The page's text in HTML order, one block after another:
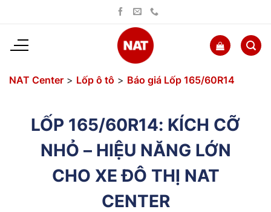
dung
NAT Center > Lốp ô tô > Báo giá Lốp 165/60R14
LỐP 165/60R14: KÍCH CỠ
NHỎ – HIỆU NĂNG LỚN
CHO XE ĐÔ THỊ NAT
CENTER